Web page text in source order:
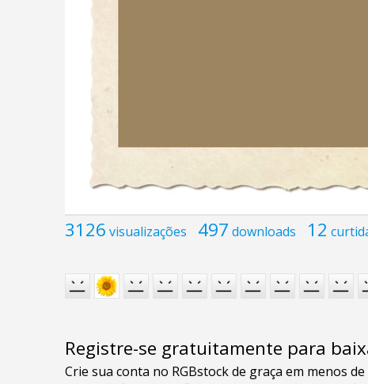
3126 visualizações 497 downloads 12
Registre-se gratuitamente para